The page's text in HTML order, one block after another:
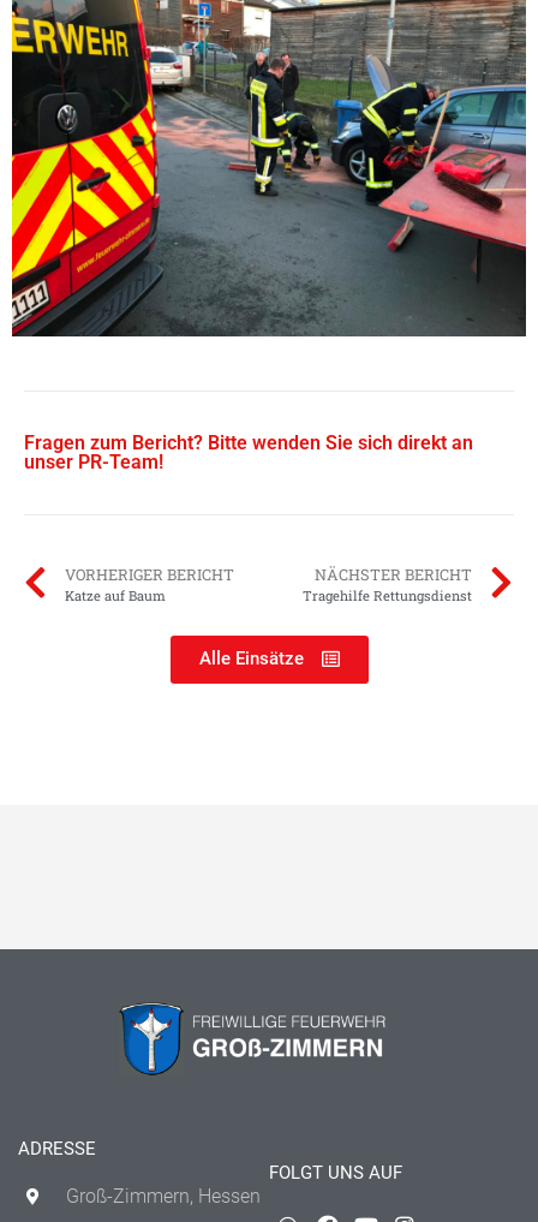
Fragen zum Bericht? Bitte wenden Sie sich direkt an
unser PR-Team!
VORHERIGER BERICHT
Katze auf Baum
NÄCHSTER BERICHT
Tragehilfe Rettungsdienst
Alle Einsätze
ADRESSE
Groß-Zimmern, Hessen
FOLGT UNS AUF